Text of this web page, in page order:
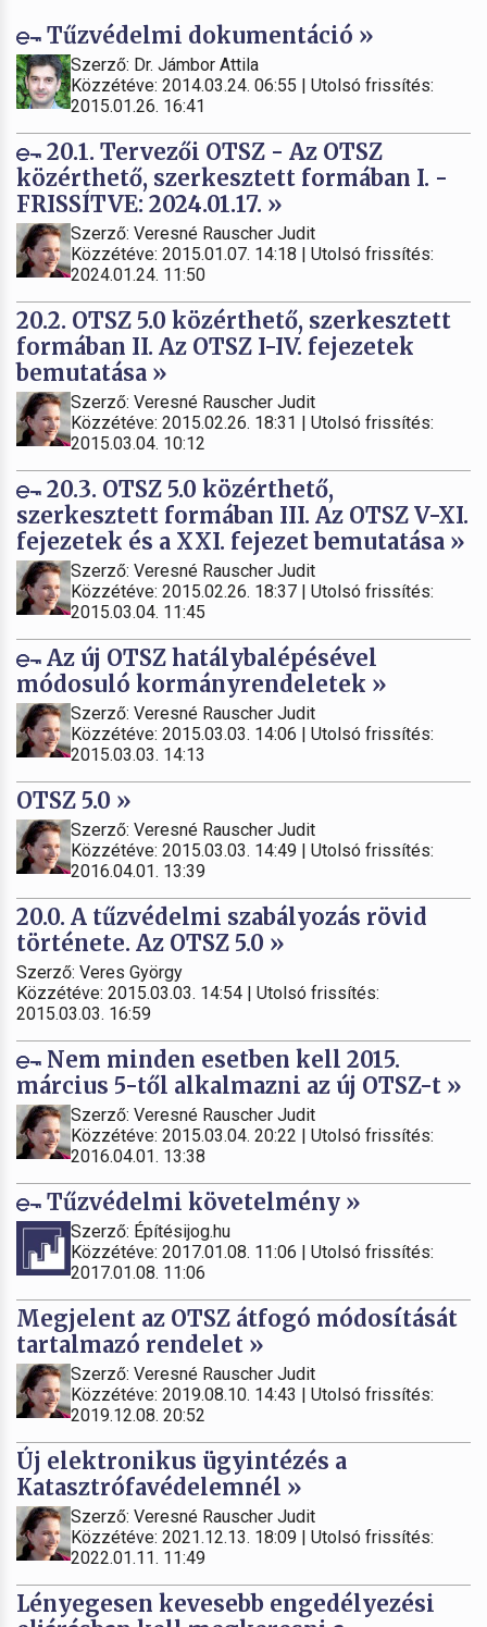
Tűzvédelmi dokumentáció »
Szerző: Dr. Jámbor Attila
Közzétéve: 2014.03.24. 06:55 | Utolsó frissítés:
2015.01.26. 16:41
20.1. Tervezői OTSZ - Az OTSZ
közérthető, szerkesztett formában I. -
FRISSÍTVE: 2024.01.17. »
Szerző: Veresné Rauscher Judit
Közzétéve: 2015.01.07. 14:18 | Utolsó frissítés:
2024.01.24. 11:50
20.2. OTSZ 5.0 közérthető, szerkesztett
formában II. Az OTSZ I-IV. fejezetek
bemutatása »
Szerző: Veresné Rauscher Judit
Közzétéve: 2015.02.26. 18:31 | Utolsó frissítés:
2015.03.04. 10:12
20.3. OTSZ 5.0 közérthető,
szerkesztett formában III. Az OTSZ V-XI.
fejezetek és a XXI. fejezet bemutatása »
Szerző: Veresné Rauscher Judit
Közzétéve: 2015.02.26. 18:37 | Utolsó frissítés:
2015.03.04. 11:45
Az új OTSZ hatálybalépésével
módosuló kormányrendeletek »
Szerző: Veresné Rauscher Judit
Közzétéve: 2015.03.03. 14:06 | Utolsó frissítés:
2015.03.03. 14:13
OTSZ 5.0 »
Szerző: Veresné Rauscher Judit
Közzétéve: 2015.03.03. 14:49 | Utolsó frissítés:
2016.04.01. 13:39
20.0. A tűzvédelmi szabályozás rövid
története. Az OTSZ 5.0 »
Szerző: Veres György
Közzétéve: 2015.03.03. 14:54 | Utolsó frissítés:
2015.03.03. 16:59
Nem minden esetben kell 2015.
március 5-től alkalmazni az új OTSZ-t »
Szerző: Veresné Rauscher Judit
Közzétéve: 2015.03.04. 20:22 | Utolsó frissítés:
2016.04.01. 13:38
Tűzvédelmi követelmény »
Szerző: Építésijog.hu
Közzétéve: 2017.01.08. 11:06 | Utolsó frissítés:
2017.01.08. 11:06
Megjelent az OTSZ átfogó módosítását
tartalmazó rendelet »
Szerző: Veresné Rauscher Judit
Közzétéve: 2019.08.10. 14:43 | Utolsó frissítés:
2019.12.08. 20:52
Új elektronikus ügyintézés a
Katasztrófavédelemnél »
Szerző: Veresné Rauscher Judit
Közzétéve: 2021.12.13. 18:09 | Utolsó frissítés:
2022.01.11. 11:49
Lényegesen kevesebb engedélyezési